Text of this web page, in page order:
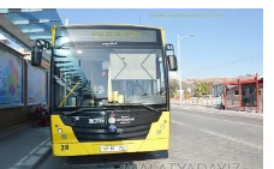
Motaş Şehir içi 255 : MALİYE –
TURGUT ÖZAL ÜNİ. – SAHİL
PARK – HASIRCILAR Otobüs
Kalkış saatleri siz değerli
ziyaretçilerimizin hizmetindedir.
Hareket saatleri güncel olup
sitemiz tarafından güncel olarak